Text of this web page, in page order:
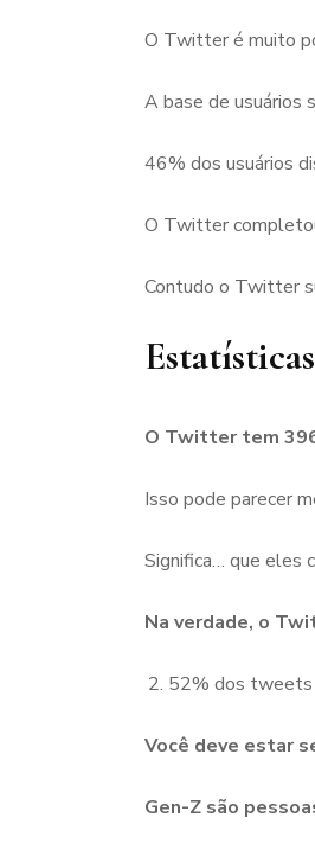
O Twitter é muito
A base de usuários
46% dos usuários
O Twitter
Contudo o Twitter
O Twitter tem
Isso pode parecer
Significa… que eles
Na verdade, o
52% dos tweets
Você deve estar
Gen-Z são